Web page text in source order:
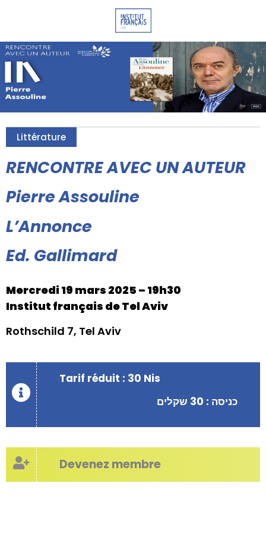
Littérature
RENCONTRE AVEC UN AUTEUR
Pierre Assouline
L’Annonce
Ed. Gallimard
Mercredi 19 mars 2025 – 19h30
Institut français de Tel Aviv
Rothschild 7, Tel Aviv
Tarif réduit : 30 Nis
כניסה : 30 שקלים
Devenez membre